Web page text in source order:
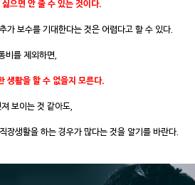
으면 안 줄 수 있는 것이다.
가 보수를 기대한다는 것은 어렵다고 할 수 있다.
비를 제외하면,
생활을 할 수 없을지 모른다.
보이는 것 같아도,
장생활을 하는 경우가 많다는 것을 알기를 바란다.